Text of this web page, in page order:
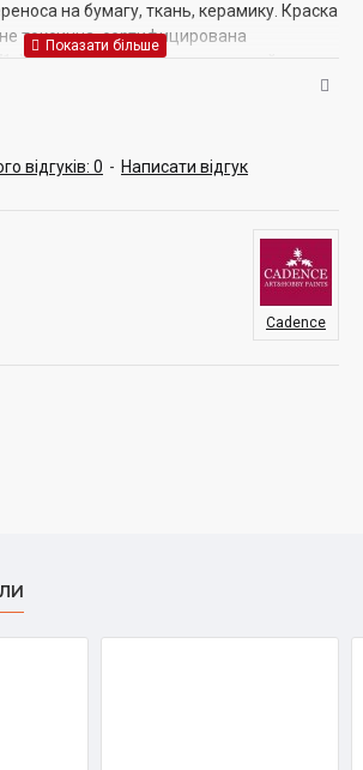
на бумагу, ткань, керамику. Краска
токсична, сертифицирована
Хранить в герметично закрытой таре
5 ° C до 30 ° C и относительной
відгуків: 0 - Написати відгук
Cadence